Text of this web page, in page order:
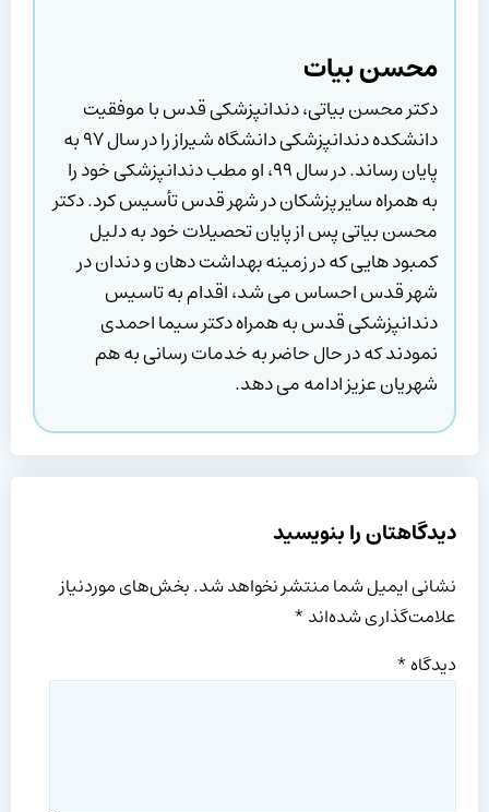
محسن بیات
دکتر محسن بیاتی، دندانپزشکی قدس با موفقیت
دانشکده دندانپزشکی دانشگاه شیراز را در سال ۹۷ به
پایان رساند. در سال ۹۹، او مطب دندانپزشکی خود را
به همراه سایر پزشکان در شهر قدس تأسیس کرد. دکتر
محسن بیاتی پس از پایان تحصیلات خود به دلیل
کمبود هایی که در زمینه بهداشت دهان و دندان در
شهر قدس احساس می شد، اقدام به تاسیس
دندانپزشکی قدس به همراه دکتر سیما احمدی
نمودند که در حال حاضر به خدمات رسانی به هم
شهریان عزیز ادامه می دهد.
دیدگاهتان را بنویسید
نشانی ایمیل شما منتشر نخواهد شد.بخش‌های موردنیاز
علامت‌گذاری شده‌اند*
دیدگاه*